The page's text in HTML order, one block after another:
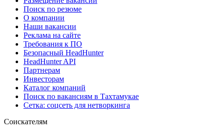
Поиск по резюме
О компании
Наши вакансии
Реклама на сайте
Требования к ПО
Безопасный HeadHunter
HeadHunter API
Партнерам
Инвесторам
Каталог компаний
Поиск по вакансиям в Тахтамукае
Сетка: соцсеть для нетворкинга
Соискателям